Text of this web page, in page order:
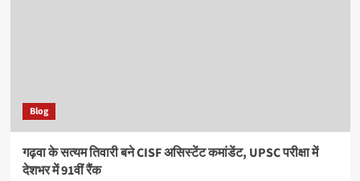
Blog
गढ़वा के सत्यम तिवारी बने CISF असिस्टेंट कमांडेंट, UPSC परीक्षा में
देशभर में 91वीं रैंक